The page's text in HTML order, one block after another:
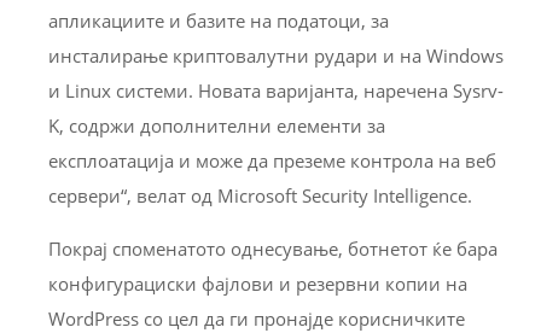
апликациите и базите на податоци, за
инсталирање криптовалутни рудари и на Windows
и Linux системи. Новата варијанта, наречена Sysrv-
K, содржи дополнителни елементи за
експлоатација и може да преземе контрола на веб
сервери“, велат од Microsoft Security Intelligence.
Покрај споменатото однесување, ботнетот ќе бара
конфигурациски фајлови и резервни копии на
WordPress со цел да ги пронајде корисничките